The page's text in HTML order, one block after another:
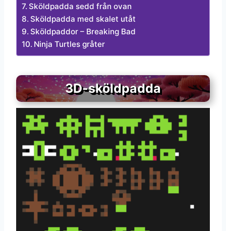
Sköldpadda sedd från ovan
Sköldpadda med skalet utåt
Sköldpaddor – Breaking Bad
Ninja Turtles gråter
3D-sköldpadda